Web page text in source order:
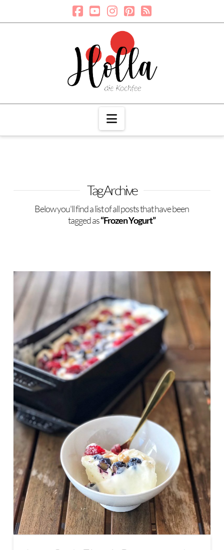
Navigation
Tag Archive
Below you'll find a list of all posts that have been
tagged as“Frozen Yogurt”